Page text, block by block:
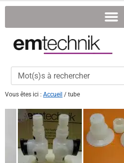
Vous êtes ici : Accueil / tube